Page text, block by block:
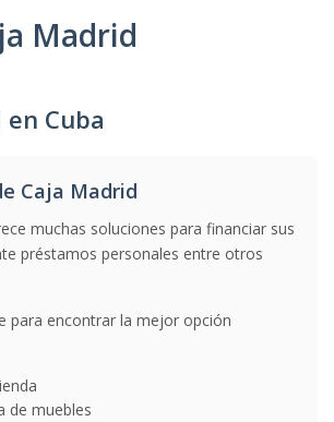
Madrid
Cuba
Caja Madrid
muchas soluciones para financiar sus
préstamos personales entre otros
para encontrar la mejor opción
de muebles